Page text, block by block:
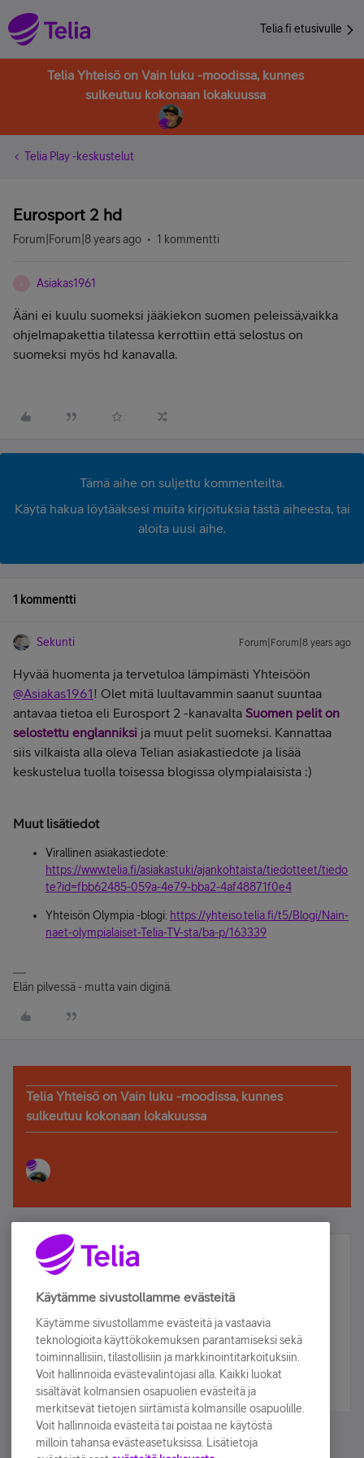
Telia.fi etusivulle
Telia Yhteisö on Vain luku -moodissa, kunnes
sulkeutuu kokonaan lokakuussa
Telia Play -keskustelut
Eurosport 2 hd
Forum|Forum|8 years ago 1 kommentti
Asiakas1961
Ääni ei kuulu suomeksi jääkiekon suomen peleissä,vaikka
ohjelmapakettia tilatessa kerrottiin että selostus on
suomeksi myös hd kanavalla.
Tämä aihe on suljettu kommenteilta.
Käytä hakua löytääksesi muita kirjoituksia tästä aiheesta, tai
aloita uusi aihe.
1 kommentti
Sekunti Forum|Forum|8 years ago
Hyvää huomenta ja tervetuloa lämpimästi Yhteisöön
@Asiakas1961 ! Olet mitä luultavammin saanut suuntaa
antavaa tietoa eli Eurosport 2 -kanavalta Suomen pelit on
selostettu englanniksi ja muut pelit suomeksi. Kannattaa
siis vilkaista alla oleva Telian asiakastiedote ja lisää
keskustelua tuolla toisessa blogissa olympialaisista :)
Muut lisätiedot
Virallinen asiakastiedote:
https://www.telia.fi/asiakastuki/ajankohtaista/tiedotteet/tiedo
te?id=fbb62485-059a-4e79-bba2-4af48871f0e4
Yhteisön Olympia -blogi: https://yhteiso.telia.fi/t5/Blogi/Nain-
naet-olympialaiset-Telia-TV-sta/ba-p/163339
Elän pilvessä - mutta vain diginä.
Telia Yhteisö on Vain luku -moodissa, kunnes
sulkeutuu kokonaan lokakuussa
Älä jää paitsi – osallistu ja voita!
Tilaa Telian uutiskirje ja olet mukana arvonnassa.
sähköpostiisi.
Tilaa nyt
Käytämme sivustollamme evästeitä
Käytämme sivustollamme evästeitä ja vastaavia
teknologioita käyttökokemuksen parantamiseksi sekä
toiminnallisiin, tilastollisiin ja markkinointitarkoituksiin.
Voit hallinnoida evästevalintojasi alla. Kaikki luokat
sisältävät kolmansien osapuolien evästeitä ja
merkitsevät tietojen siirtämistä kolmansille osapuolille.
Voit hallinnoida evästeitä tai poistaa ne käytöstä
milloin tahansa evästeasetuksissa. Lisätietoja